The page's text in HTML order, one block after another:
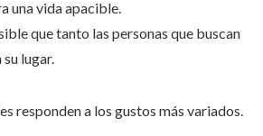
una vida apacible.
que tanto las personas que buscan
lugar.
responden a los gustos más variados.